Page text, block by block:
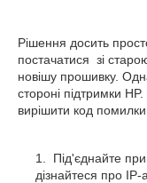
Рішення досить
постачатися зі
новішу прошивку.
стороні підтримки
вирішити код
Під'єднайте
дізнайтеся про